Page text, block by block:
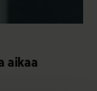
aikaa